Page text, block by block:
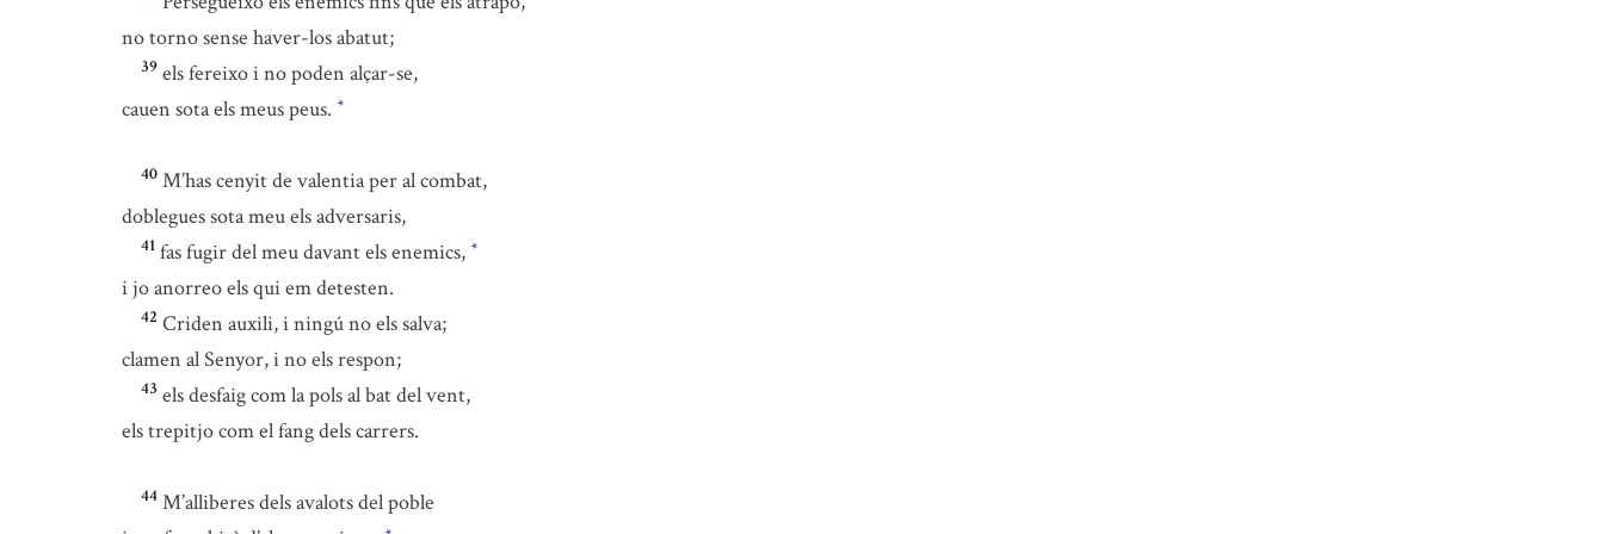
no torno sense haver-los abatut;
39 els fereixo i no poden alçar-se,
cauen sota els meus peus. *
40 M’has cenyit de valentia per al combat,
doblegues sota meu els adversaris,
41 fas fugir del meu davant els enemics, *
i jo anorreo els qui em detesten.
42 Criden auxili, i ningú no els salva;
clamen al Senyor, i no els respon;
43 els desfaig com la pols al bat del vent,
els trepitjo com el fang dels carrers.
44 M’alliberes dels avalots del poble